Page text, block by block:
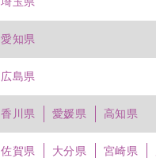
愛知県
広島県
香川県 愛媛県 高知県
佐賀県 大分県 宮崎県